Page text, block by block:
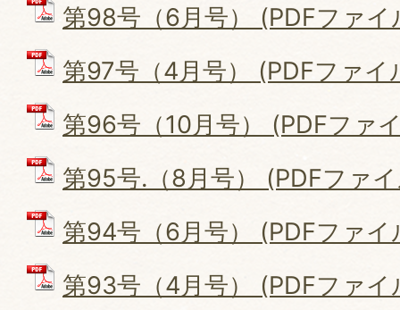
第98号（6月号） (PDFファ
第97号（4月号） (PDFファイ
第96号（10月号） (PDFファ
第95号.（8月号） (PDFファ
第94号（6月号） (PDFファイ
第93号（4月号） (PDFファイ